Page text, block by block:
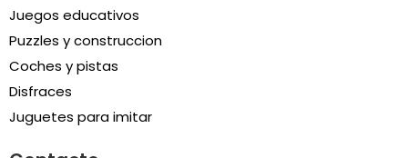
Juegos educativos
Puzzles y construccion
Coches y pistas
Disfraces
Juguetes para imitar